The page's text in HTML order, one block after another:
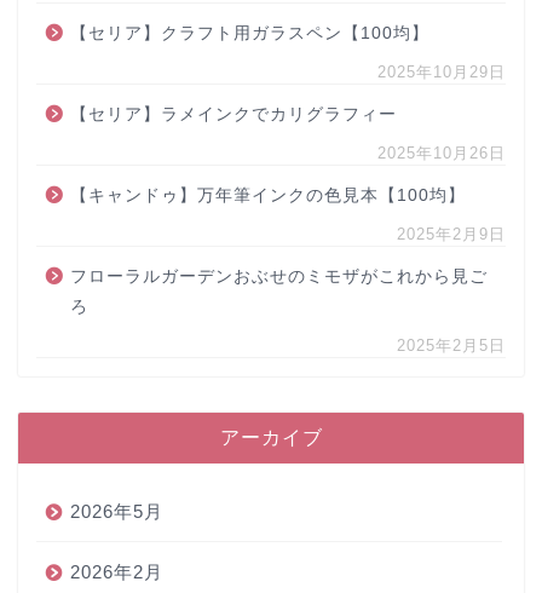
【セリア】クラフト用ガラスペン【100均】
2025年10月29日
【セリア】ラメインクでカリグラフィー
2025年10月26日
【キャンドゥ】万年筆インクの色見本【100均】
2025年2月9日
フローラルガーデンおぶせのミモザがこれから見ご
ろ
2025年2月5日
アーカイブ
2026年5月
2026年2月